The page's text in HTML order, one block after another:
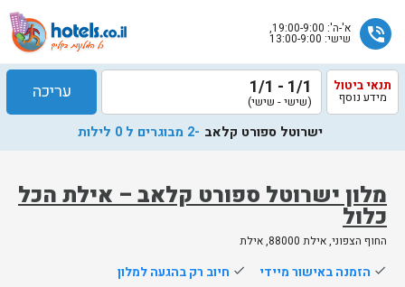
phone_in_talk א'-ה': 19:00-9:00,
שישי: 13:00-9:00
מלון ישרוטל ספורט קלאב – אילת הכל
כלול
החוף הצפוני, אילת 88000, אילת
תנאי ביטול
מידע נוסף 1/1 - 1/1
(שישי - שישי) עריכה
ישרוטל ספורט קלאב -2 מבוגרים ל 0 לילות
done הזמנה באישור מיידי done חיוב רק בהגעה למלון
שלח
נציג